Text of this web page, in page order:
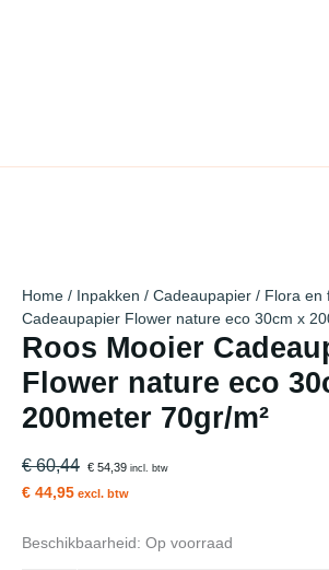
Home / Inpakken / Cadeaupapier / Flora en
Cadeaupapier Flower nature eco 30cm x
Roos Mooier
Flower nature eco
200meter 70gr/m²
€ 60,44 € 54,39incl. btw
€ 44,95 excl. btw
Beschikbaarheid: Op voorraad